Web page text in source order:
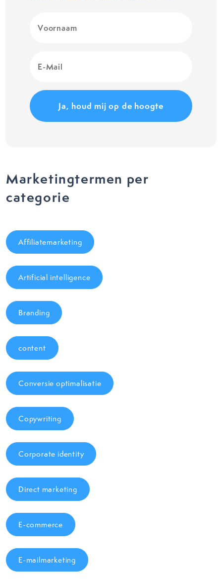
(Vereist)
Mail
Marketingtermen per
categorie
Affiliatemarketing
Artificial intelligence
Branding
content
Conversie optimalisatie
Copywriting
Corporate identity
Direct marketing
E-commerce
E-mailmarketing